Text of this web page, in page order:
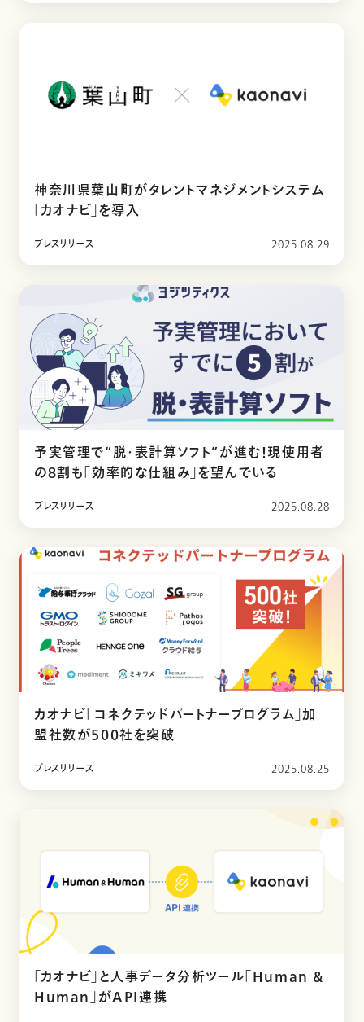
神奈川県葉山町がタレントマネジメントシステム
「カオナビ」を導入
プレスリリース 2025.08.29
予実管理で“脱・表計算ソフト”が進む！現使用者
の8割も「効率的な仕組み」を望んでいる
プレスリリース 2025.08.28
カオナビ「コネクテッドパートナープログラム」加
盟社数が500社を突破
プレスリリース 2025.08.25
「カオナビ」と人事データ分析ツール「Human &
Human」がAPI連携